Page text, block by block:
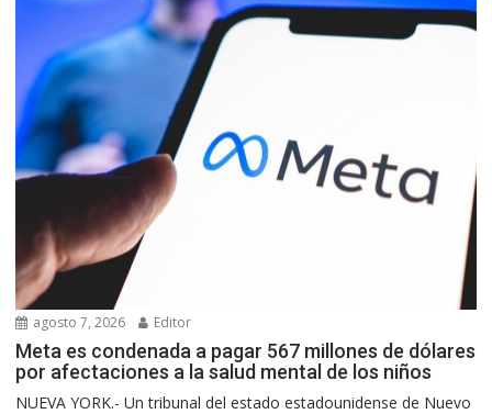
agosto 7, 2026 Editor
Meta es condenada a pagar 567 millones de dólares
por afectaciones a la salud mental de los niños
NUEVA YORK.- Un tribunal del estado estadounidense de Nuevo